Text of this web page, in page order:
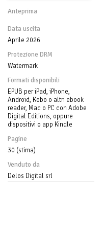
Anteprima
Data uscita
Aprile 2026
Protezione DRM
Watermark
Formati disponibili
EPUB per iPad, iPhone,
Android, Kobo o altri ebook
reader, Mac o PC con Adobe
Digital Editions, oppure
dispositivi o app Kindle
Pagine
30 (stima)
Venduto da
Delos Digital srl